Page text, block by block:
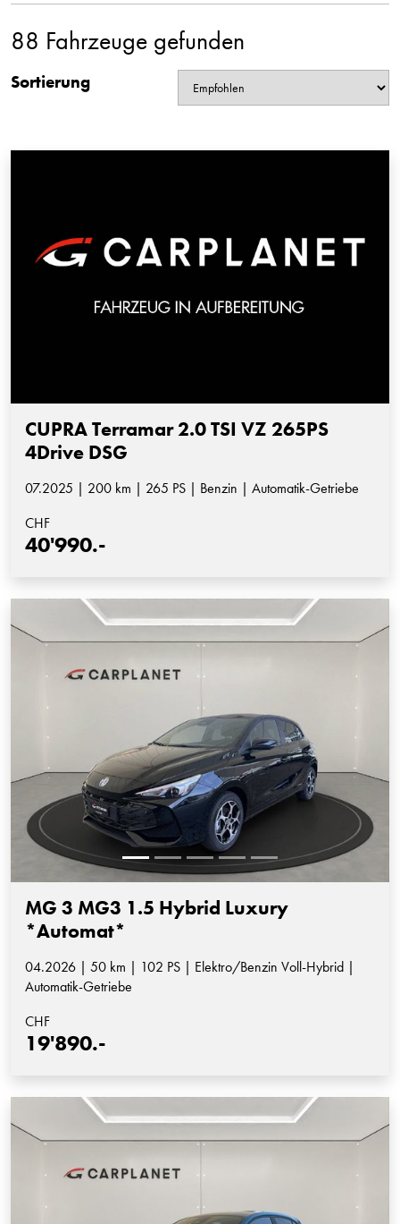
88 Fahrzeuge gefunden
Sortierung
CUPRA Terramar 2.0 TSI VZ 265PS
4Drive DSG
07.2025 | 200 km | 265 PS | Benzin | Automatik-Getriebe
CHF
40'990.-
MG 3 MG3 1.5 Hybrid Luxury
*Automat*
04.2026 | 50 km | 102 PS | Elektro/Benzin Voll-Hybrid |
Automatik-Getriebe
CHF
19'890.-